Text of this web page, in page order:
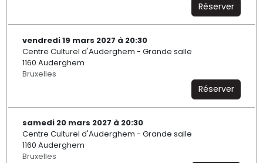
Réserver
vendredi 19 mars 2027 à 20:30
Centre Culturel d'Auderghem - Grande salle
1160 Auderghem
Bruxelles
Réserver
samedi 20 mars 2027 à 20:30
Centre Culturel d'Auderghem - Grande salle
1160 Auderghem
Bruxelles